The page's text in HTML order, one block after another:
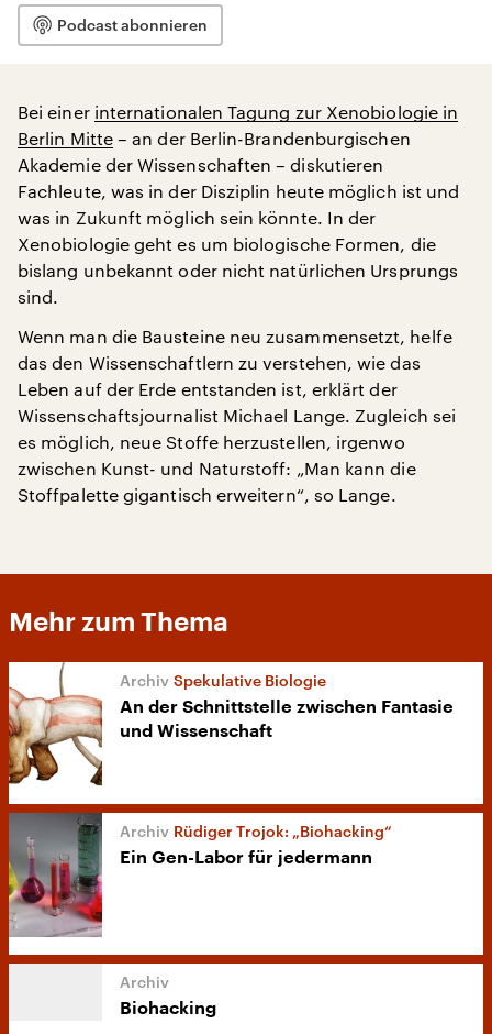
Podcast abonnieren
Bei einer internationalen Tagung zur Xenobiologie in
Berlin Mitte– an der Berlin-Brandenburgischen
Akademie der Wissenschaften – diskutieren
Fachleute, was in der Disziplin heute möglich ist und
was in Zukunft möglich sein könnte. In der
Xenobiologie geht es um biologische Formen, die
bislang unbekannt oder nicht natürlichen Ursprungs
sind.
Wenn man die Bausteine neu zusammensetzt, helfe
das den Wissenschaftlern zu verstehen, wie das
Leben auf der Erde entstanden ist, erklärt der
Wissenschaftsjournalist Michael Lange. Zugleich sei
es möglich, neue Stoffe herzustellen, irgenwo
zwischen Kunst- und Naturstoff: „Man kann die
Stoffpalette gigantisch erweitern“, so Lange.
Mehr zum Thema
Spekulative Biologie
An der Schnittstelle zwischen Fantasie
und Wissenschaft
Rüdiger Trojok: „Biohacking“
Ein Gen-Labor für jedermann
Biohacking